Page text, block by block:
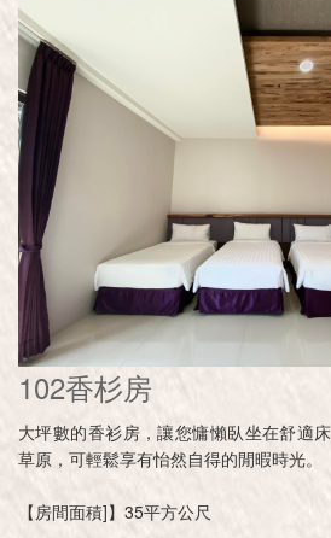
102香杉房
大坪數的香衫房，讓您慵懶臥坐在舒適
草原，可輕鬆享有怡然自得的閒暇時光。
【房間面積]】35平方公尺